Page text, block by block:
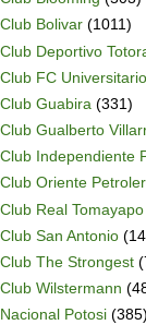
Club Bolivar (1011)
Club Deportivo
Club FC Universitario
Club Guabira (331)
Club Gualberto
Club Independiente
Club Oriente
Club Real Tomayapo
Club San Antonio
Club The Strongest
Club Wilstermann
Nacional Potosi (385)